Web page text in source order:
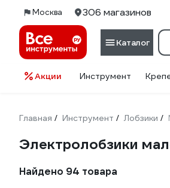
Москва 306 магазинов
Каталог
Акции Инструмент
Главная / Инструмент / Лобзики /
Электролобзики
Найдено 94 товара